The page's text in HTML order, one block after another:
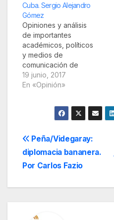
Cuba. Sergio Alejandro
Gómez
Opiniones y análisis
de importantes
académicos, políticos
y medios de
comunicación de
ambos lados del
estrecho de la Florida,
contextualizar los
pronunciamientos de
trascendencia en el
futuro de los nexos
entre ambos países
Fuente: Granma El
19 junio, 2017
En «Opinión»
Navegación
de
entradas
Peña/Videgaray:
diplomacia bananera.
Por Carlos Fazio